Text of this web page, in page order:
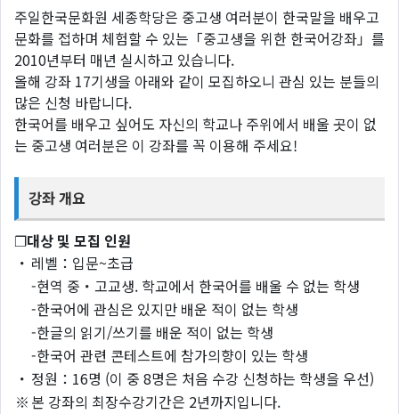
주일한국문화원 세종학당은 중고생 여러분이 한국말을 배우고
문화를 접하며 체험할 수 있는「중고생을 위한 한국어강좌」를
2010년부터 매년 실시하고 있습니다.
올해 강좌 17기생을 아래와 같이 모집하오니 관심 있는 분들의
많은 신청 바랍니다.
한국어를 배우고 싶어도 자신의 학교나 주위에서 배울 곳이 없
는 중고생 여러분은 이 강좌를 꼭 이용해 주세요!
강좌 개요
❐대상 및 모집 인원
・ 레벨：입문~초급
-현역 중・고교생. 학교에서 한국어를 배울 수 없는 학생
-한국어에 관심은 있지만 배운 적이 없는 학생
-한글의 읽기/쓰기를 배운 적이 없는 학생
-한국어 관련 콘테스트에 참가의향이 있는 학생
・ 정원：16명 (이 중 8명은 처음 수강 신청하는 학생을 우선)
※ 본 강좌의 최장수강기간은 2년까지입니다.